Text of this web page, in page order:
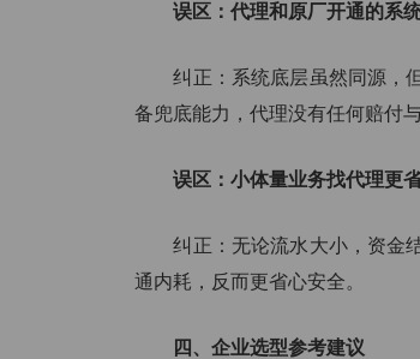
误区：代理和原厂开通的系
纠正：系统底层虽然同源，但
备兜底能力，代理没有任何赔付
误区：小体量业务找代理更
纠正：无论流水大小，资金结
通内耗，反而更省心安全。
四、企业选型参考建议